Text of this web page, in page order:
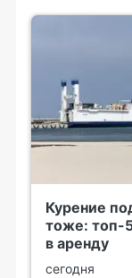
Курение
тоже: топ-
в аренду
сегодня